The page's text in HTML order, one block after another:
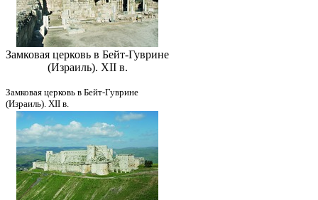
Замковая церковь в Бейт-Гуврине
(Израиль). XII в.
Замковая церковь в Бейт-Гуврине
(Израиль). XII в.